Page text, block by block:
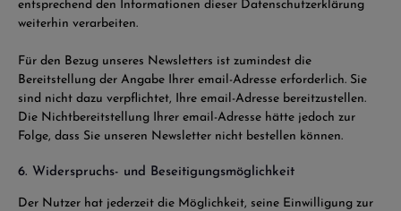
entsprechend den Informationen dieser Datenschutzerklärung
weiterhin verarbeiten.
Für den Bezug unseres Newsletters ist zumindest die
Bereitstellung der Angabe Ihrer email-Adresse erforderlich. Sie
sind nicht dazu verpflichtet, Ihre email-Adresse bereitzustellen.
Die Nichtbereitstellung Ihrer email-Adresse hätte jedoch zur
Folge, dass Sie unseren Newsletter nicht bestellen können.
6. Widerspruchs- und Beseitigungsmöglichkeit
Der Nutzer hat jederzeit die Möglichkeit, seine Einwilligung zur